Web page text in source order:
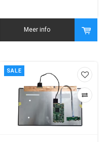
- Dolby Digital -
Geschikt voor Ziggo,
Canaal Digitaal, KPN
Meer info
SALE